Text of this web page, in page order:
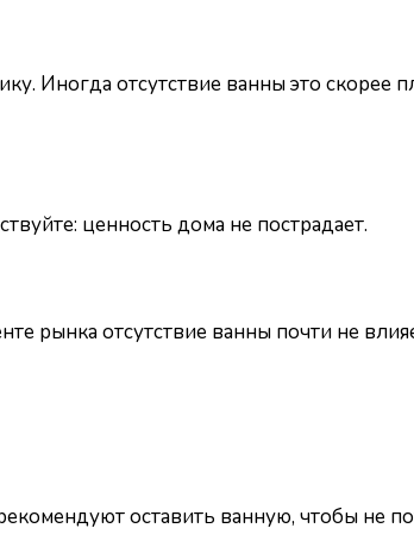
Иногда отсутствие ванны это скорее
ценность дома не пострадает.
рынка отсутствие ванны почти не
оставить ванную, чтобы не